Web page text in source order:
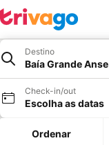
Destino
Baía Grande Anse
Check-in/out
Escolha as datas
Ordenar